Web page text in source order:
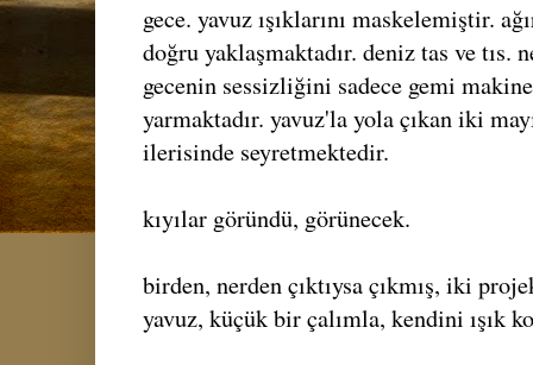
gece. yavuz ışıklarını maskelemiştir.
doğru yaklaşmaktadır. deniz tas ve tıs.
gecenin sessizliğini sadece gemi
yarmaktadır. yavuz'la yola çıkan iki
ilerisinde seyretmektedir.
kıyılar göründü, görünecek.
birden, nerden çıktıysa çıkmış, iki
yavuz, küçük bir çalımla, kendini ışık